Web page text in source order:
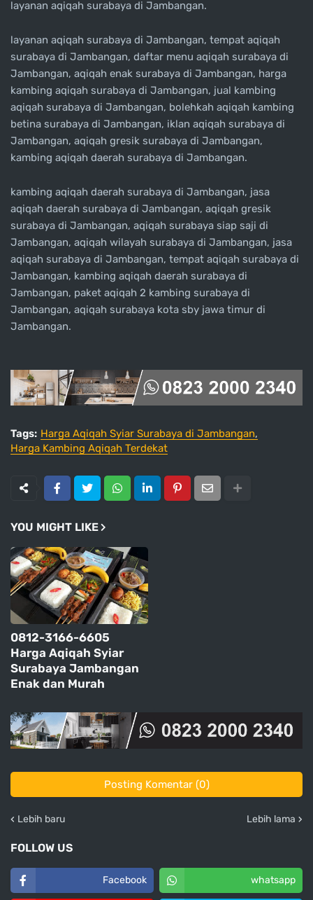
layanan aqiqah surabaya di Jambangan.
layanan aqiqah surabaya di Jambangan, tempat aqiqah
surabaya di Jambangan, daftar menu aqiqah surabaya di
Jambangan, aqiqah enak surabaya di Jambangan, harga
kambing aqiqah surabaya di Jambangan, jual kambing
aqiqah surabaya di Jambangan, bolehkah aqiqah kambing
betina surabaya di Jambangan, iklan aqiqah surabaya di
Jambangan, aqiqah gresik surabaya di Jambangan,
kambing aqiqah daerah surabaya di Jambangan.
kambing aqiqah daerah surabaya di Jambangan, jasa
aqiqah daerah surabaya di Jambangan, aqiqah gresik
surabaya di Jambangan, aqiqah surabaya siap saji di
Jambangan, aqiqah wilayah surabaya di Jambangan, jasa
aqiqah surabaya di Jambangan, tempat aqiqah surabaya di
Jambangan, kambing aqiqah daerah surabaya di
Jambangan, paket aqiqah 2 kambing surabaya di
Jambangan, aqiqah surabaya kota sby jawa timur di
Jambangan.
Tags: Harga Aqiqah Syiar Surabaya di Jambangan
Harga Kambing Aqiqah Terdekat
YOU MIGHT LIKE
0812-3166-6605
Harga Aqiqah Syiar
Surabaya Jambangan
Enak dan Murah
Posting Komentar (0)
Lebih baru Lebih lama
FOLLOW US
Facebook whatsapp